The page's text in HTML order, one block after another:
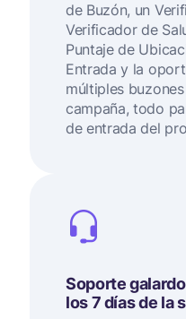
de Buzón, un
Verificador de
Puntaje de
Entrada y la
múltiples
campaña, todo
de entrada del
Soporte
los 7 días de la